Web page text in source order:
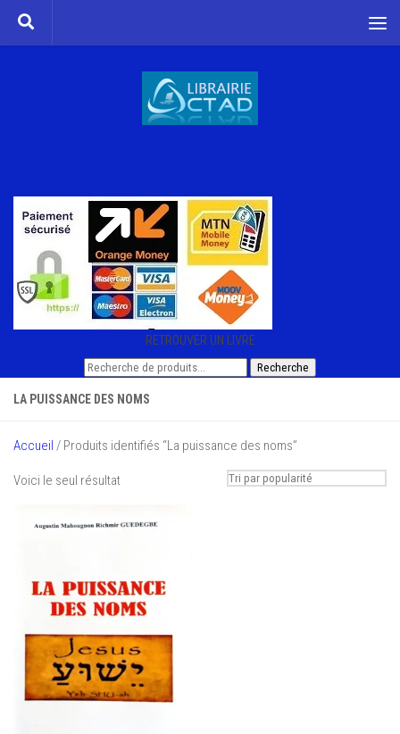
Skip to content
RETROUVER UN LIVRE
Recherche
Recherche
LA PUISSANCE DES NOMS
Accueil / Produits identifiés “La puissance des noms”
Voici le seul résultat